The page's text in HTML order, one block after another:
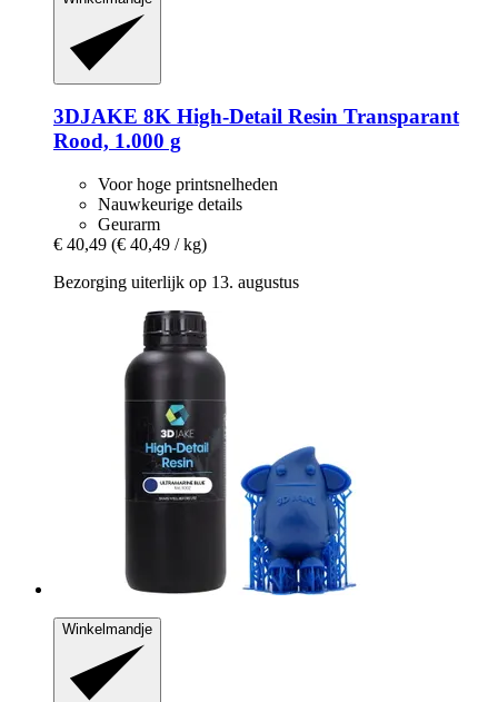
3DJAKE 8K High-​Detail Resin Transparant
Rood, 1.000 g
Voor hoge printsnelheden
Nauwkeurige details
Geurarm
€ 40,49 (€ 40,49 / kg)
Bezorging uiterlijk op 13. augustus
Winkelmandje